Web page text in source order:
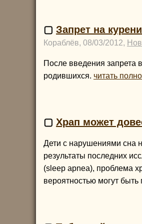
▢ Запрет на
Кораблёв, 08/03/2012,
После введения запрета
родившихся. читать
▢ Храп может
Дети с нарушениями сна
результаты последних
(sleep apnea), проблема
вероятностью могут